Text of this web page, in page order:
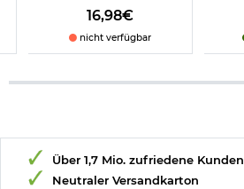
16,98€
nicht verfügbar
Über 1,7 Mio. zufriedene Kunden
Neutraler Versandkarton